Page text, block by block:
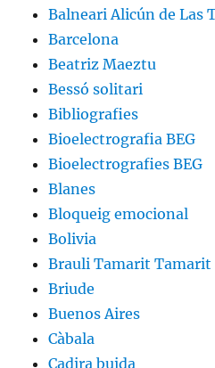
Balneari Alicún de Las
Barcelona
Beatriz Maeztu
Bessó solitari
Bibliografies
Bioelectrografia BEG
Bioelectrografies BEG
Blanes
Bloqueig emocional
Bolivia
Brauli Tamarit Tamarit
Briude
Buenos Aires
Càbala
Cadira buida